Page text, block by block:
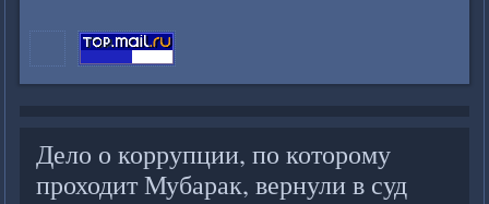
Дело о коррупции, по которому
проходит Мубарак, вернули в суд